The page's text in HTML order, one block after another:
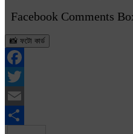
Facebook Comments
📸 ফটো কার্ড
Facebook
Twitter
Email